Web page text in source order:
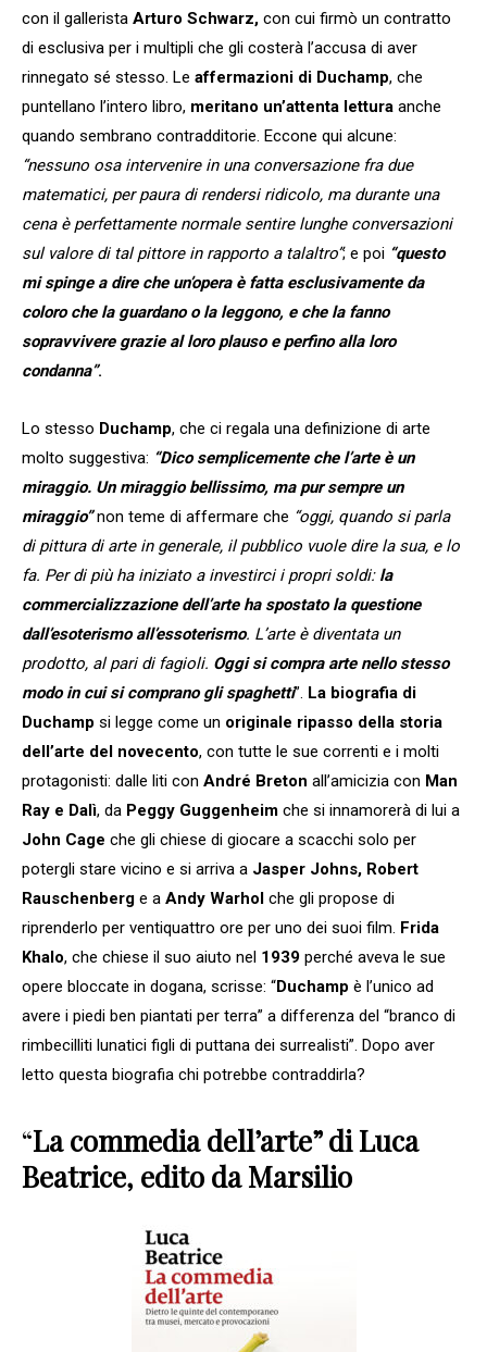
con il gallerista Arturo Schwarz, con cui firmò un contratto
di esclusiva per i multipli che gli costerà l’accusa di aver
rinnegato sé stesso. Le affermazioni di Duchamp, che
puntellano l’intero libro, meritano un’attenta lettura anche
quando sembrano contradditorie. Eccone qui alcune:
“nessuno osa intervenire in una conversazione fra due
matematici, per paura di rendersi ridicolo, ma durante una
cena è perfettamente normale sentire lunghe conversazioni
sul valore di tal pittore in rapporto a talaltro”; e poi “questo
mi spinge a dire che un’opera è fatta esclusivamente da
coloro che la guardano o la leggono, e che la fanno
sopravvivere grazie al loro plauso e perfino alla loro
condanna”.
Lo stesso Duchamp, che ci regala una definizione di arte
molto suggestiva: “Dico semplicemente che l’arte è un
miraggio. Un miraggio bellissimo, ma pur sempre un
miraggio”non teme di affermare che “oggi, quando si parla
di pittura di arte in generale, il pubblico vuole dire la sua, e lo
fa. Per di più ha iniziato a investirci i propri soldi: la
commercializzazione dell’arte ha spostato la questione
dall’esoterismo all’essoterismo. L’arte è diventata un
prodotto, al pari di fagioli. Oggi si compra arte nello stesso
modo in cui si comprano gli spaghetti”. La biografia di
Duchamp si legge come un originale ripasso della storia
dell’arte del novecento, con tutte le sue correnti e i molti
protagonisti: dalle liti con André Breton all’amicizia con Man
Ray e Dalì, da Peggy Guggenheim che si innamorerà di lui a
John Cage che gli chiese di giocare a scacchi solo per
potergli stare vicino e si arriva a Jasper Johns, Robert
Rauschenberg e a Andy Warhol che gli propose di
riprenderlo per ventiquattro ore per uno dei suoi film. Frida
Khalo, che chiese il suo aiuto nel 1939 perché aveva le sue
opere bloccate in dogana, scrisse: “Duchamp è l’unico ad
avere i piedi ben piantati per terra” a differenza del “branco di
rimbecilliti lunatici figli di puttana dei surrealisti”. Dopo aver
letto questa biografia chi potrebbe contraddirla?
“La commedia dell’arte” di Luca
Beatrice, edito da Marsilio